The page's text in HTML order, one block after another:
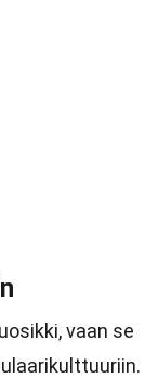
vaan se